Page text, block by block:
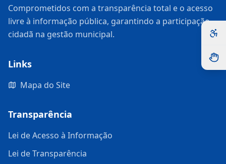
Comprometidos com a transparência total e o acesso
livre à informação pública, garantindo a participação
cidadã na gestão municipal.
Links
Mapa do Site
Transparência
Lei de Acesso à Informação
Lei de Transparência